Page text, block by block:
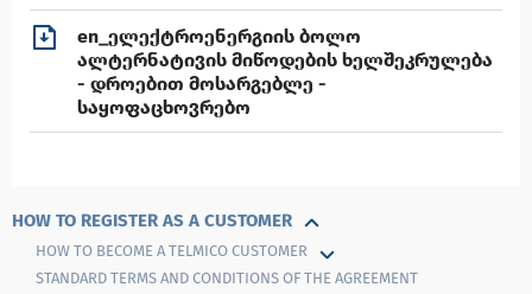
HOW TO REGISTER AS A CUSTOMER
HOW TO BECOME A TELMIСO CUSTOMER
STANDARD TERMS AND CONDITIONS OF THE AGREEMENT
en_ელექტროენერგიის ბოლო
ალტერნატივის მიწოდების ხელშეკრულება
- დროებით მოსარგებლე -
საყოფაცხოვრებო